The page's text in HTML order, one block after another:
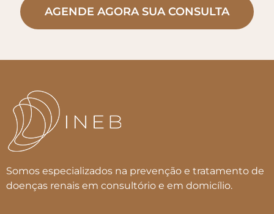
AGENDE AGORA SUA CONSULTA
Somos especializados na prevenção e tratamento de
doenças renais em consultório e em domicílio.